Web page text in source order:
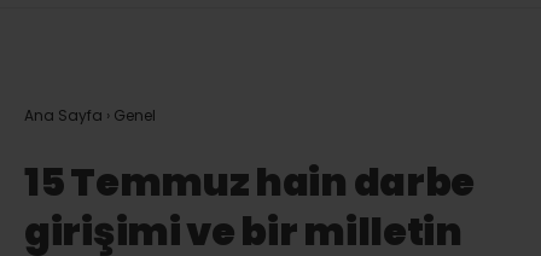
Ana Sayfa › Genel
15 Temmuz hain darbe
girişimi ve bir milletin